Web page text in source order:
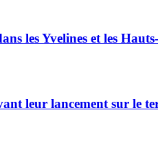
les Yvelines et les
leur lancement sur le